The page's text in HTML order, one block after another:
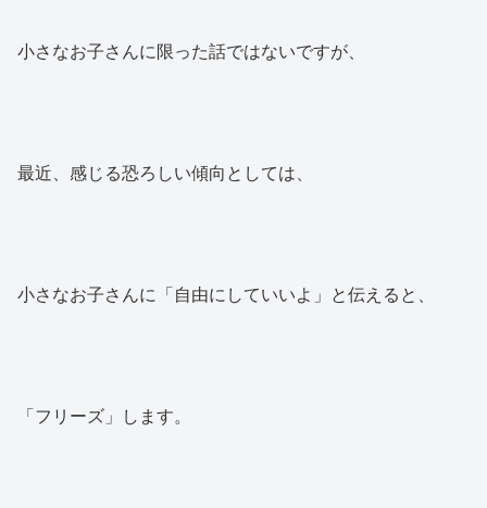
小さなお子さんに限った話ではないですが、
最近、感じる恐ろしい傾向としては、
小さなお子さんに「自由にしていいよ」と伝えると、
「フリーズ」します。